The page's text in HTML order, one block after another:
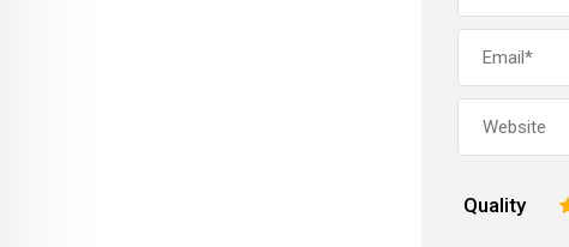
Quality